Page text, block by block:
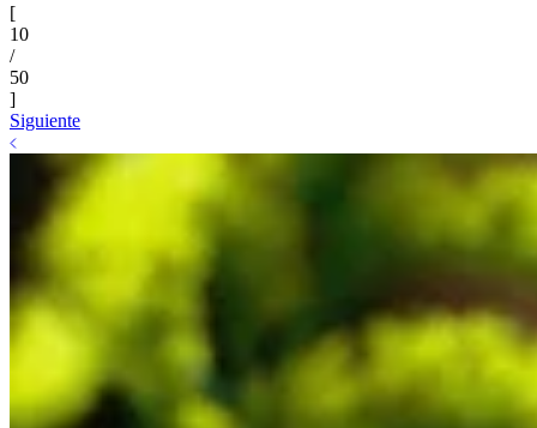
[
10
/
50
]
Siguiente